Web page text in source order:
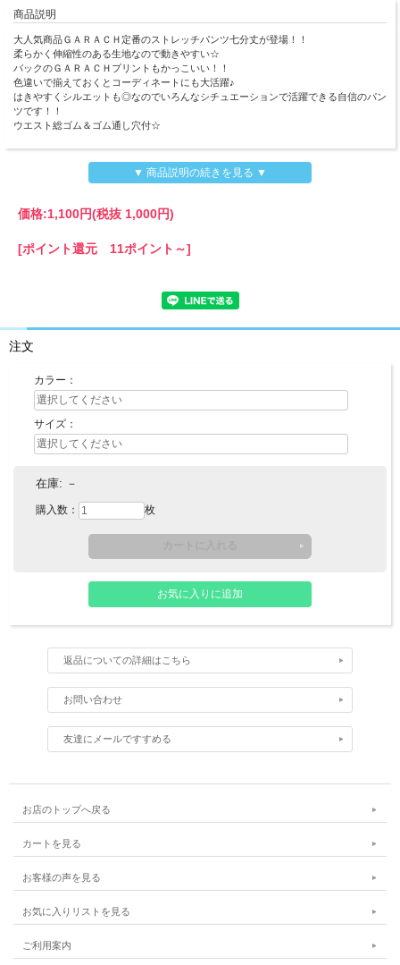
商品説明
大人気商品ＧＡＲＡＣＨ定番のストレッチパンツ七分丈が登場！！
柔らかく伸縮性のある生地なので動きやすい☆
バックのＧＡＲＡＣＨプリントもかっこいい！！
色違いで揃えておくとコーディネートにも大活躍♪
はきやすくシルエットも◎なのでいろんなシチュエーションで活躍できる自信のパン
ツです！！
ウエスト総ゴム＆ゴム通し穴付☆
◇素 材 綿９５%/ポリウレタン５%
◇カラー グリーン/モクグレー/イエロー/ブルー/パープル/ブラック/ピンク/ベージ
◇サイズ ８０,９０,９５,１００,１１０,１２０,１３０
※メール便可能。
▼ 商品説明の続きを見る ▼
価格:1,100円(税抜 1,000円)
[ポイント還元 11ポイント～]
注文
カラー：
サイズ：
在庫: －
購入数： 枚
返品についての詳細はこちら
お問い合わせ
友達にメールですすめる
お店のトップへ戻る
カートを見る
お客様の声を見る
お気に入りリストを見る
ご利用案内